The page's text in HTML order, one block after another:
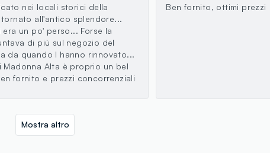
nei locali storici della
tornato all'antico splendore...
era un po' perso... Forse la
di più sul negozio del
da quando l hanno rinnovato...
Madonna Alta è proprio un bel
fornito e prezzi concorrenziali
Ben fornito, ottimi prezzi
Mostra altro